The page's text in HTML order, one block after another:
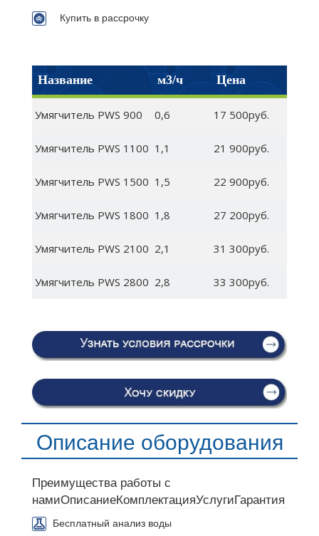
Купить в рассрочку
Название м3/ч Цена
Умягчитель PWS 900 0,6 17 500руб.
Умягчитель PWS 1100 1,1 21 900руб.
Умягчитель PWS 1500 1,5 22 900руб.
Умягчитель PWS 1800 1,8 27 200руб.
Умягчитель PWS 2100 2,1 31 300руб.
Умягчитель PWS 2800 2,8 33 300руб.
Описание оборудования
Преимущества работы с
намиОписаниеКомплектацияУслугиГарантия
Бесплатный анализ воды